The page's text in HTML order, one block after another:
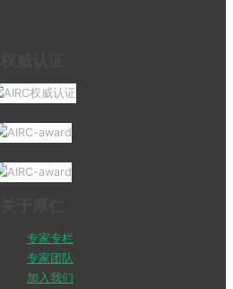
专家专栏
专家团队
加入我们